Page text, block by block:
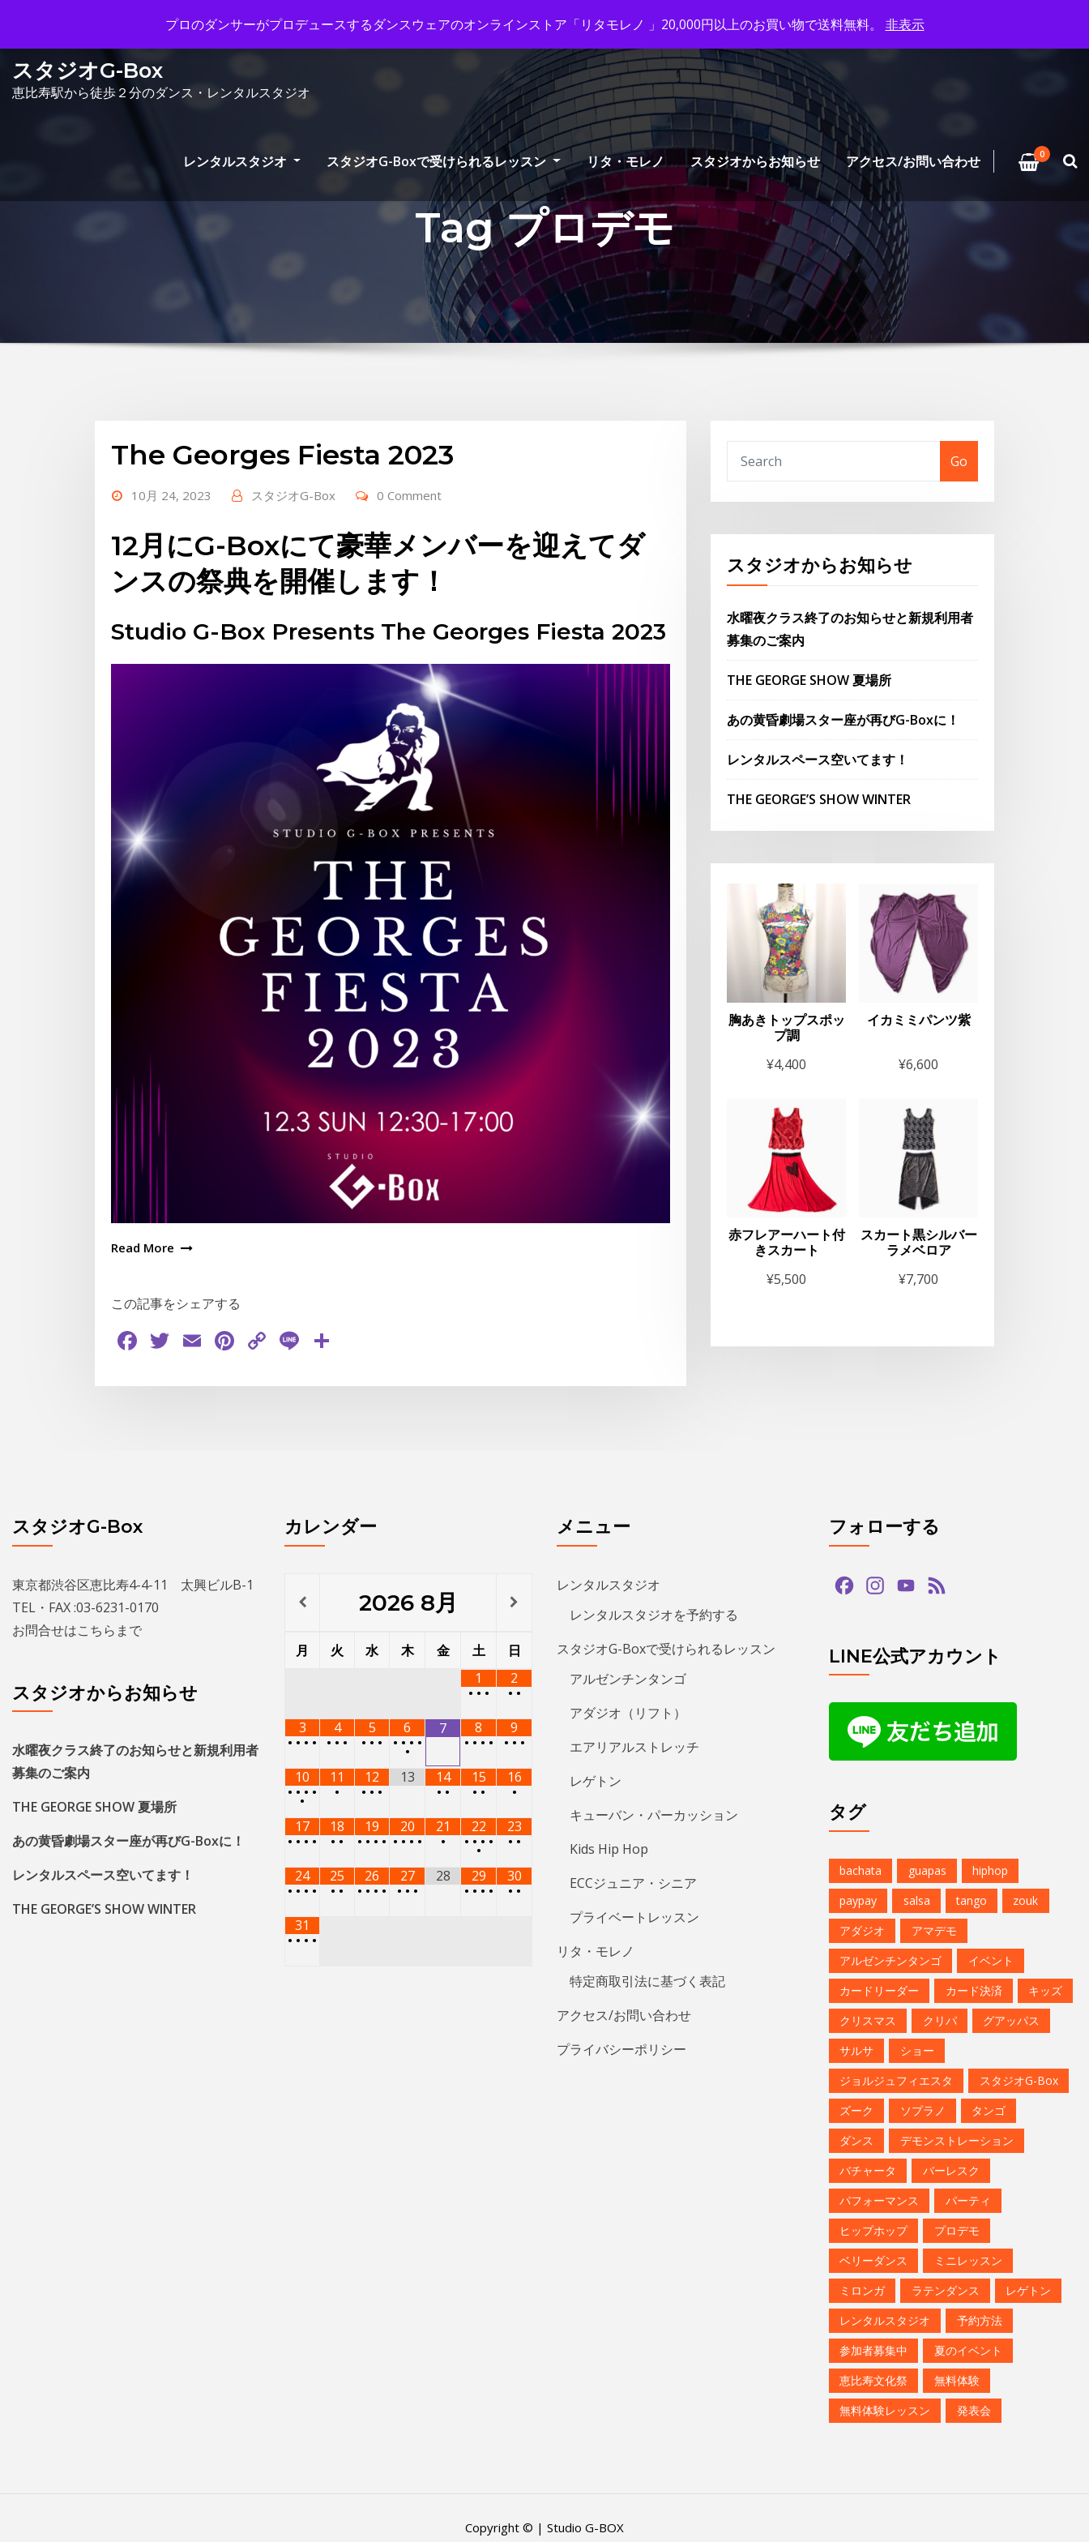
Mon - Sun 10.00 - 23.00 info@gbox-tango.com +03-6231-0170
スタジオG-Box
恵比寿駅から徒歩２分のダンス・レンタルスタジオ
レンタルスタジオ スタジオG-Boxで受けられるレッスン リタ・モレノ スタジオからお知らせ アクセス/お問い合わせ 0
Tag プロデモ
The Georges Fiesta 2023
10月 24, 2023 スタジオG-Box 0 Comment
12月にG-Boxにて豪華メンバーを迎えてダ
ンスの祭典を開催します！
Studio G-Box Presents The Georges Fiesta 2023
Read More
この記事をシェアする
Facebook
Twitter
EmailPinterest
Copy
Line
Go
スタジオからお知らせ
水曜夜クラス終了のお知らせと新規利用者
募集のご案内
THE GEORGE SHOW 夏場所
あの黄昏劇場スター座が再びG-Boxに！
レンタルスペース空いてます！
THE GEORGE’S SHOW WINTER
胸あきトップスポッ
プ調
¥4,400
イカミミパンツ紫
¥6,600
赤フレアーハート付
きスカート
¥5,500
スカート黒シルバー
ラメベロア
¥7,700
スタジオG-Box
東京都渋谷区恵比寿4-4-11 太興ビルB-1
TEL・FAX :03-6231-0170
お問合せはこちら まで
スタジオからお知らせ
水曜夜クラス終了のお知らせと新規利用者
募集のご案内
THE GEORGE SHOW 夏場所
あの黄昏劇場スター座が再びG-Boxに！
レンタルスペース空いてます！
THE GEORGE’S SHOW WINTER
カレンダー
2026 8月
月 火 水 木 金 土
日
1
• • •
2
• •
3
• • • •
4
• • •
5
• • •
6
• • • •
•
7
8
• • • •
9
• • •
10
• • • •
•
11
•
12
• • •
13
14
• •
15
• •
16
•
17
• • • •
18
• •
19
• • • •
20
• • • •
21
•
22
• • • •
•
23
• •
24
• • • •
25
• •
26
• • • •
27
• • •
28
29
• • • •
30
• •
31
• • • •
メニュー
レンタルスタジオ
レンタルスタジオを予約する
スタジオG-Boxで受けられるレッスン
アルゼンチンタンゴ
アダジオ（リフト）
エアリアルストレッチ
レゲトン
キューバン・パーカッション
Kids Hip Hop
ECCジュニア・シニア
プライベートレッスン
リタ・モレノ
特定商取引法に基づく表記
アクセス/お問い合わせ
プライバシーポリシー
フォローする
FacebookInstagramYouTube
LINE公式アカウント
タグ
bachata guapas
hiphop
paypay
salsa tango
zouk
アダジオ
アマデモ
アルゼンチンタンゴ
イベント
カードリーダー
カード決済
キッズ
クリスマス
クリパ
グアッパス
サルサ
ショー
ジョルジュフィエスタ
スタジオG-Box
ズーク
ソプラノ
タンゴ
ダンス
デモンストレーション
バチャータ
バーレスク
パフォーマンス
パーティ
ヒップホップ
プロデモ
ベリーダンス
ミニレッスン
ミロンガ
ラテンダンス
レゲトン
レンタルスタジオ
予約方法
参加者募集中
夏のイベント
恵比寿文化祭
無料体験
無料体験レッスン
発表会
Copyright © | Studio G-BOX
プロのダンサーがプロデュースするダンスウェアのオンラインストア「リタモレノ 」20,000円以上のお買い物で送料無料。 非表示